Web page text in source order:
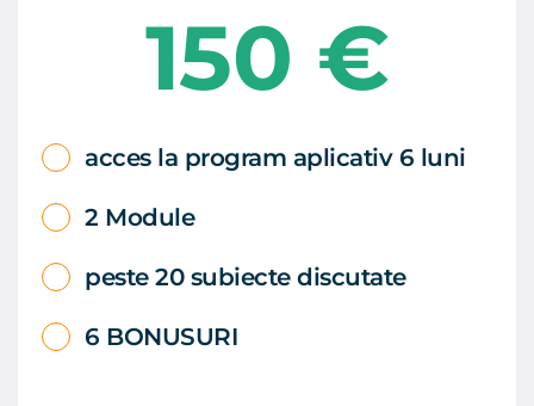
150 €
acces la program aplicativ 6 luni
2 Module
peste 20 subiecte discutate
6 BONUSURI